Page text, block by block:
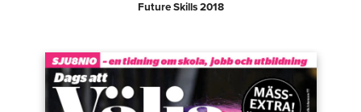
Future Skills 2018